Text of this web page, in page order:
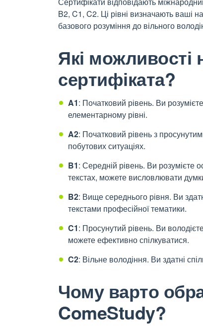
B2, C1, C2. Ці рівні визначають ваші
базового розуміння до вільного
Які можливості
сертифіката?
A1: Початковий рівень. Ви
елементарному рівні.
A2: Початковий рівень з
побутових ситуаціях.
B1: Середній рівень. Ви розумієте
текстах, можете висловлювати
B2: Вище середнього рівня. Ви
текстами професійної тематики.
C1: Просунутий рівень. Ви
можете ефективно спілкуватися.
C2: Вільне володіння. Ви здатні
Чому варто
ComeStudy?